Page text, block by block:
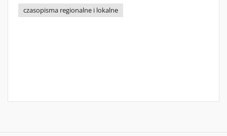
czasopisma regionalne i lokalne